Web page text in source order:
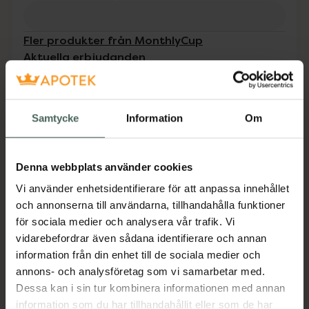
Samtycke Information Om
Denna webbplats använder cookies
Vi använder enhetsidentifierare för att anpassa innehållet
och annonserna till användarna, tillhandahålla funktioner
för sociala medier och analysera vår trafik. Vi
vidarebefordrar även sådana identifierare och annan
information från din enhet till de sociala medier och
annons- och analysföretag som vi samarbetar med.
Dessa kan i sin tur kombinera informationen med annan
information som du har tillhandahållit eller som de har
Fler produkter från MonthlyCup
Aktuella erbjudanden
Beskrivning Dölj
Ett smartare mensskydd helt enkelt! Snällt
EAN:07350087461960
Kategorier:
Intim Menskoppar Mensskydd
Innehåll Visa